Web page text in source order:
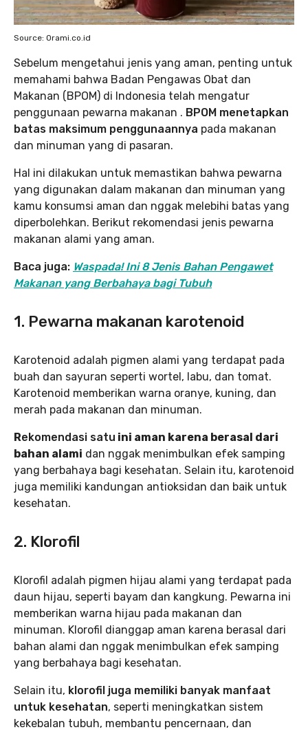
Source: Orami.co.id
Sebelum mengetahui jenis yang aman, penting untuk
memahami bahwa Badan Pengawas Obat dan
Makanan (BPOM) di Indonesia telah mengatur
penggunaan pewarna makanan . BPOM menetapkan
batas maksimum penggunaannya pada makanan
dan minuman yang di pasaran.
Hal ini dilakukan untuk memastikan bahwa pewarna
yang digunakan dalam makanan dan minuman yang
kamu konsumsi aman dan nggak melebihi batas yang
diperbolehkan. Berikut rekomendasi jenis pewarna
makanan alami yang aman.
Baca juga: Waspada! Ini 8 Jenis Bahan Pengawet
Makanan yang Berbahaya bagi Tubuh
1. Pewarna makanan karotenoid
Karotenoid adalah pigmen alami yang terdapat pada
buah dan sayuran seperti wortel, labu, dan tomat.
Karotenoid memberikan warna oranye, kuning, dan
merah pada makanan dan minuman.
Rekomendasi satu ini aman karena berasal dari
bahan alami dan nggak menimbulkan efek samping
yang berbahaya bagi kesehatan. Selain itu, karotenoid
juga memiliki kandungan antioksidan dan baik untuk
kesehatan.
2. Klorofil
Klorofil adalah pigmen hijau alami yang terdapat pada
daun hijau, seperti bayam dan kangkung. Pewarna ini
memberikan warna hijau pada makanan dan
minuman. Klorofil dianggap aman karena berasal dari
bahan alami dan nggak menimbulkan efek samping
yang berbahaya bagi kesehatan.
Selain itu, klorofil juga memiliki banyak manfaat
untuk kesehatan, seperti meningkatkan sistem
kekebalan tubuh, membantu pencernaan, dan